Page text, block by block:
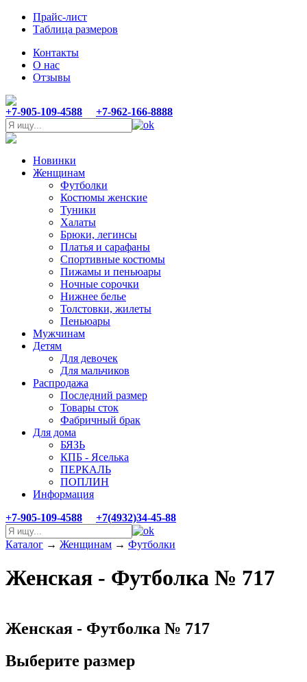
Прайс-лист
Таблица размеров
Контакты
О нас
Отзывы
+7-905-109-4588 +7-962-166-8888
Новинки
Женщинам
Футболки
Костюмы женские
Туники
Халаты
Брюки, легинсы
Платья и сарафаны
Спортивные костюмы
Пижамы и пеньюары
Ночные сорочки
Нижнее белье
Толстовки, жилеты
Пеньюары
Мужчинам
Детям
Для девочек
Для мальчиков
Распродажа
Последний размер
Товары сток
Фабричный брак
Для дома
БЯЗЬ
КПБ - Яселька
ПЕРКАЛЬ
ПОПЛИН
Информация
+7-905-109-4588
+7(4932)34-45-88
Каталог → Женщинам → Футболки
Женская - Футболка № 717
Женская - Футболка № 717
Выберите размер